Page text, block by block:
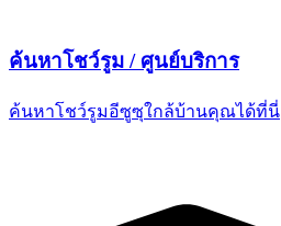
ค้นหาโชว์รูม / ศูนย์บริการ
ค้นหาโชว์รูมอีซูซุใกล้บ้านคุณได้ที่นี่